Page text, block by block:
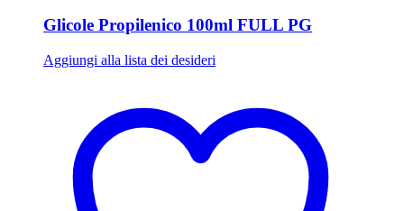
Glicole Propilenico 100ml FULL PG
Aggiungi alla lista dei desideri